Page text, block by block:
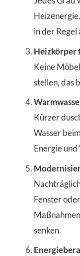
in der Regel
Heizkörper
Keine
stellen, das
Kürzer
Wasser
Energie und
Fenster
senken.